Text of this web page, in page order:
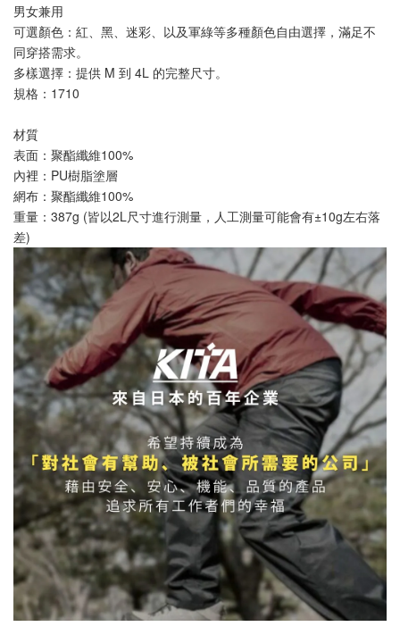
男女兼用
可選顏色：紅、黑、迷彩、以及軍綠等多種顏色自由選擇，滿足不
同穿搭需求。
多樣選擇：提供 M 到 4L 的完整尺寸。
規格：1710
材質
表面：聚酯纖維100%
內裡：PU樹脂塗層
網布：聚酯纖維100%
重量：387g (皆以2L尺寸進行測量，人工測量可能會有±10g左右落
差)